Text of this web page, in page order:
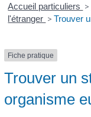
Accueil particuliers >
l'étranger > Trouver
Fiche pratique
Trouver un
organisme